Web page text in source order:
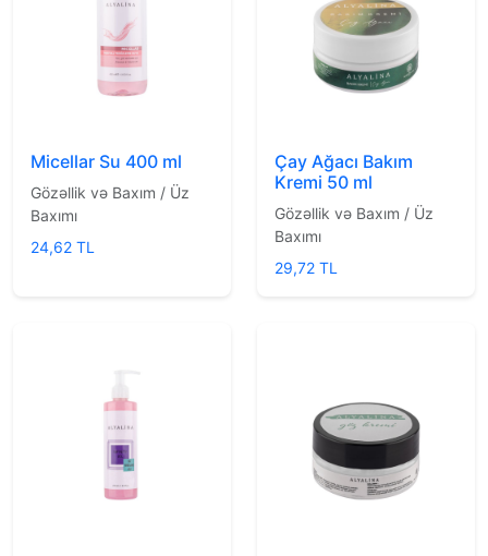
Micellar Su 400 ml
Gözəllik və Baxım / Üz
Baxımı
24,62 TL
Çay Ağacı Bakım
Kremi 50 ml
Gözəllik və Baxım / Üz
Baxımı
29,72 TL